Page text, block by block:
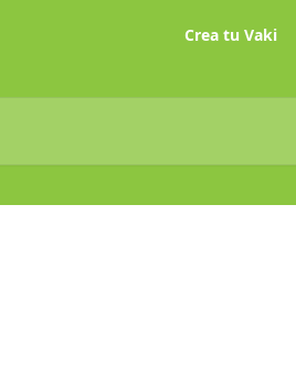
Crea tu Vaki